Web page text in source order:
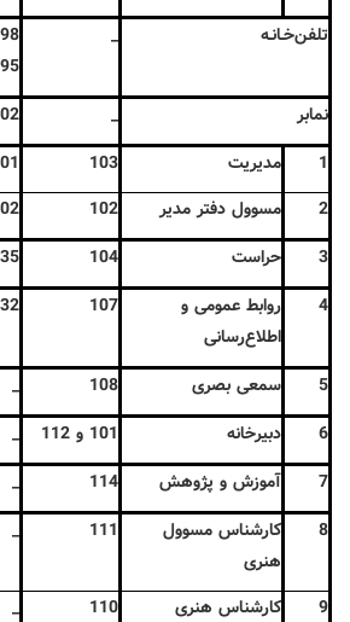
تلفن‌خـانـه _
نمابر
_
1
مدیریت 103
2
مسوول دفتر مدیر 102
3
حراست 104
4
روابط عمومی و
اطلاع‌رسانی
107
5 سمعی بصری 108
_
6
دبیرخانه 101 و 112
_
7
آموزش و پژوهش 114
_
8
کارشناس مسوول
هنری
111
_
9 کارشناس هنری 110
_